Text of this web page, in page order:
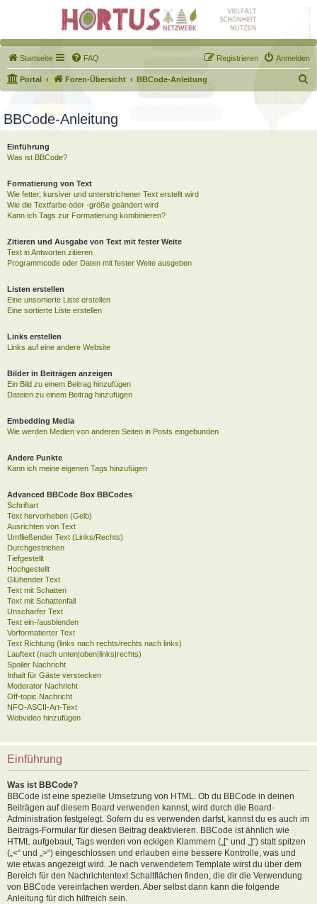
Startseite FAQ Anmelden
Registrieren
Portal Foren-Übersicht BBCode-Anleitung
u
h
BBCode-Anleitung
Einführung
Was ist BBCode?
Formatierung von Text
Wie fetter, kursiver und unterstrichener Text erstellt wird
Wie die Textfarbe oder -größe geändert wird
Kann ich Tags zur Formatierung kombinieren?
Zitieren und Ausgabe von Text mit fester Weite
Text in Antworten zitieren
Programmcode oder Daten mit fester Weite ausgeben
Listen erstellen
Eine unsortierte Liste erstellen
Eine sortierte Liste erstellen
Links erstellen
Links auf eine andere Website
Bilder in Beiträgen anzeigen
Ein Bild zu einem Beitrag hinzufügen
Dateien zu einem Beitrag hinzufügen
Embedding Media
Wie werden Medien von anderen Seiten in Posts eingebunden
Andere Punkte
Kann ich meine eigenen Tags hinzufügen
Advanced BBCode Box BBCodes
Schriftart
Text hervorheben (Gelb)
Ausrichten von Text
Umfließender Text (Links/Rechts)
Durchgestrichen
Tiefgestellt
Hochgestellt
Glühender Text
Text mit Schatten
Text mit Schattenfall
Unscharfer Text
Text ein-/ausblenden
Vorformatierter Text
Text Richtung (links nach rechts/rechts nach links)
Lauftext (nach unten|oben|links|rechts)
Spoiler Nachricht
Inhalt für Gäste verstecken
Moderator Nachricht
Off-topic Nachricht
NFO-ASCII-Art-Text
Webvideo hinzufügen
Einführung
Was ist BBCode?
BBCode ist eine spezielle Umsetzung von HTML. Ob du BBCode in deinen
Beiträgen auf diesem Board verwenden kannst, wird durch die Board-
Administration festgelegt. Sofern du es verwenden darfst, kannst du es auch im
Beitrags-Formular für diesen Beitrag deaktivieren. BBCode ist ähnlich wie
HTML aufgebaut, Tags werden von eckigen Klammern („[“ und „]“) statt spitzen
(„<“ und „>“) eingeschlossen und erlauben eine bessere Kontrolle, was und
wie etwas angezeigt wird. Je nach verwendetem Template wirst du über dem
Bereich für den Nachrichtentext Schaltflächen finden, die dir die Verwendung
von BBCode vereinfachen werden. Aber selbst dann kann die folgende
Anleitung für dich hilfreich sein.